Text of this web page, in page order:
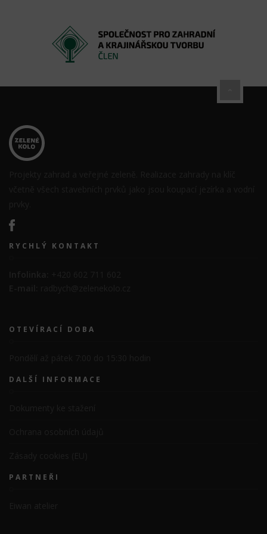
RYCHLÝ KONTAKT
OTEVÍRACÍ DOBA
DALŠÍ INFORMACE
PARTNEŘI